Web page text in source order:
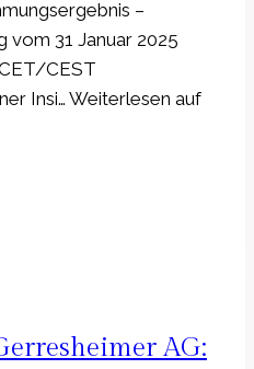
–
vom 31 Januar 2025
CEST
Insi… Weiterlesen auf
AG: